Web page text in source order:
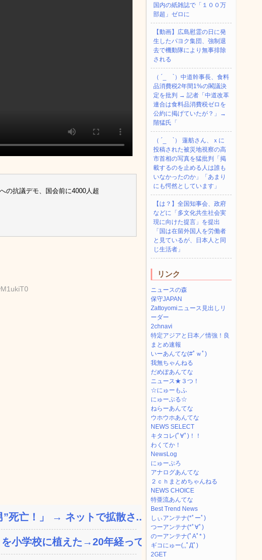
の抗議デモ、国会前に4000人超
”死亡！」 → ネットで拡散さ...
を小学校に植えた→20年経って...
国内の紙雑誌で「１００万
部超」ゼロに
【動画】広島慰霊の日に発
生したパヨク集団、強制退
去で機動隊により無事排除
される
（ ´_ゝ`）中道幹事長、食料
品消費税2年間1%の閣議決
定を批判 → 記者「中道改革
連合は食料品消費税ゼロを
公約に掲げていたが？」→
階猛氏「
（ ´_ゝ`） 蓮舫さん、ｘに
投稿された被災地視察の高
市首相の写真を猛批判「掲
載するのを止める人は誰も
いなかったのか」「あまり
にも愕然としています」
【は？】全国知事会、政府
などに「多文化共生社会実
現に向けた提言」を提出
「国は在留外国人を労働者
と見ているが、日本人と同
じ生活者」
リンク
ニュースの森
保守JAPAN
Zattoyomiニュース見出しリ
ーダー
2chnavi
特定アジアと日本／情強！良
まとめ速報
いーあんてな(#ﾟｗﾟ)
我無ちゃんねる
だめぽあんてな
ニュース★３つ！
☆にゅーもふ
にゅーぷる☆
ねらーあんてな
ウホウホあんてな
NEWS SELECT
キタコレ(ﾟ∀ﾟ)！！
わくてか！
NewsLog
にゅーぷろ
アナログあんてな
２ｃｈまとめちゃんねる
NEWS CHOICE
特亜流あんてな
Best Trend News
しぃアンテナ(*ﾟーﾟ)
つーアンテナ(*ﾟ∀ﾟ)
のーアンテナ(ﾟAﾟ* )
ギコにゅー(,,ﾟДﾟ)
2GET